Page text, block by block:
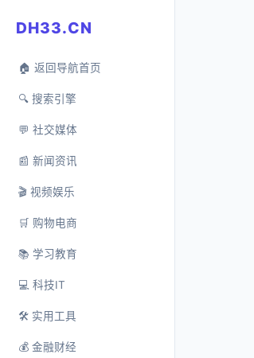
DH33.CN
🏠 返回导航首页
🔍 搜索引擎
💬 社交媒体
📰 新闻资讯
🎬 视频娱乐
🛒 购物电商
📚 学习教育
💻 科技IT
🛠️ 实用工具
💰 金融财经